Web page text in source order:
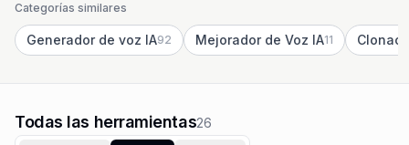
Categorías similares
Generador de voz IA92 Mejorador de Voz IA11
Todas las herramientas26